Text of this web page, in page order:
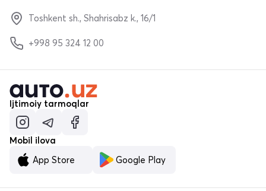
Toshkent sh., Shahrisabz k., 16/1
+998 95 324 12 00
Ijtimoiy tarmoqlar
Mobil ilova
App Store
Google Play